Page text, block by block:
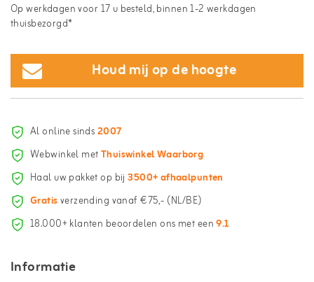
Op werkdagen voor 17 u besteld, binnen 1-2 werkdagen
thuisbezorgd*
Houd mij op de hoogte
Al online sinds2007
Webwinkel metThuiswinkel Waarborg
Haal uw pakket op bij3500+ afhaalpunten
Gratisverzending vanaf €75,- (NL/BE)
18.000+ klanten beoordelen ons met een9.1
Informatie